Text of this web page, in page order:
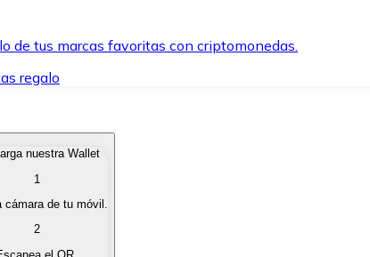
de tus marcas favoritas con criptomonedas.
regalo
con diferentes métodos de pago.
de forma rápida y segura.
nuestra Wallet
1
cámara de tu móvil.
2